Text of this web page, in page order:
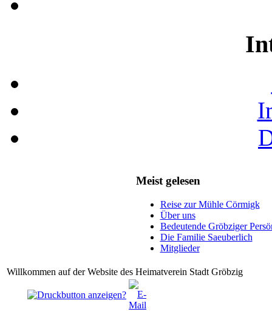
Meist gelesen
Reise zur Mühle Cörmigk
Über uns
Bedeutende Gröbziger
Die Familie Saeuberlich
Mitglieder
Willkommen auf der Website des Heimatverein Stadt Gröbzig